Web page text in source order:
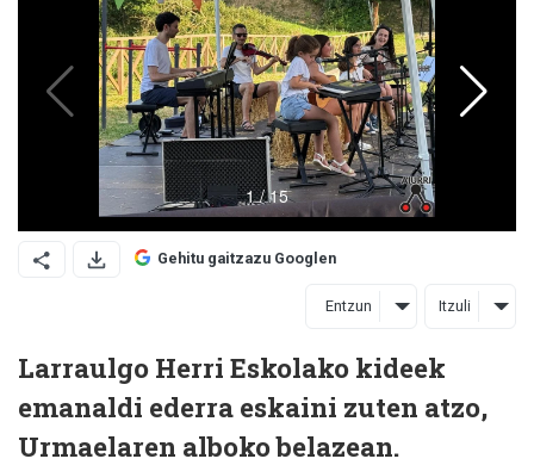
Gehitu gaitzazu Googlen
Entzun Itzuli
Larraulgo Herri Eskolako kideek
emanaldi ederra eskaini zuten atzo,
Urmaelaren alboko belazean.